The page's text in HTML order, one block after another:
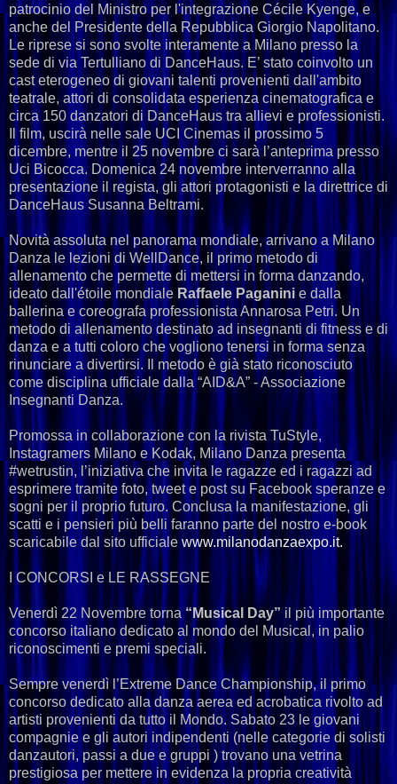
patrocinio del Ministro per l'integrazione Cécile Kyenge, e
anche del Presidente della Repubblica Giorgio Napolitano.
Le riprese si sono svolte interamente a Milano presso la
sede di via Tertulliano di DanceHaus. E’ stato coinvolto un
cast eterogeneo di giovani talenti provenienti dall'ambito
teatrale, attori di consolidata esperienza cinematografica e
circa 150 danzatori di DanceHaus tra allievi e professionisti.
Il film, uscirà nelle sale UCI Cinemas il prossimo 5
dicembre, mentre il 25 novembre ci sarà l’anteprima presso
Uci Bicocca. Domenica 24 novembre interverranno alla
presentazione il regista, gli attori protagonisti e la direttrice di
DanceHaus Susanna Beltrami.
Novità assoluta nel panorama mondiale, arrivano a Milano
Danza le lezioni di WellDance, il primo metodo di
allenamento che permette di mettersi in forma danzando,
ideato dall'étoile mondiale Raffaele Paganini e dalla
ballerina e coreografa professionista Annarosa Petri. Un
metodo di allenamento destinato ad insegnanti di fitness e di
danza e a tutti coloro che vogliono tenersi in forma senza
rinunciare a divertirsi. Il metodo è già stato riconosciuto
come disciplina ufficiale dalla “AID&A” - Associazione
Insegnanti Danza.
Promossa in collaborazione con la rivista TuStyle,
Instagramers Milano e Kodak, Milano Danza presenta
#wetrustin, l’iniziativa che invita le ragazze ed i ragazzi ad
esprimere tramite foto, tweet e post su Facebook speranze e
sogni per il proprio futuro. Conclusa la manifestazione, gli
scatti e i pensieri più belli faranno parte del nostro e-book
scaricabile dal sito ufficiale www.milanodanzaexpo.it.
I CONCORSI e LE RASSEGNE
Venerdì 22 Novembre torna “Musical Day” il più importante
concorso italiano dedicato al mondo del Musical, in palio
riconoscimenti e premi speciali.
Sempre venerdì l’Extreme Dance Championship, il primo
concorso dedicato alla danza aerea ed acrobatica rivolto ad
artisti provenienti da tutto il Mondo. Sabato 23 le giovani
compagnie e gli autori indipendenti (nelle categorie di solisti
danzautori, passi a due e gruppi ) trovano una vetrina
prestigiosa per mettere in evidenza la propria creatività